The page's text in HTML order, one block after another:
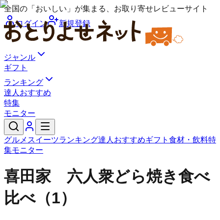
全国の「おいしい」が集まる、お取り寄せレビューサイト
ログイン
新規登録
ジャンル
ギフト
ランキング
達人おすすめ
特集
モニター
グルメ スイーツランキング達人おすすめギフト 食材・飲料特
集モニター
喜田家 六人衆どら焼き食べ
比べ（1）